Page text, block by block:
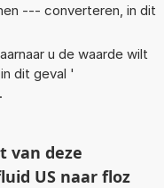
--- converteren, in dit
u de waarde wilt
dit geval '
van deze
US naar floz